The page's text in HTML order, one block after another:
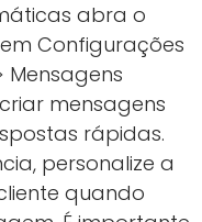
abra o
Configurações
Mensagens
mensagens
rápidas.
personalize a
quando